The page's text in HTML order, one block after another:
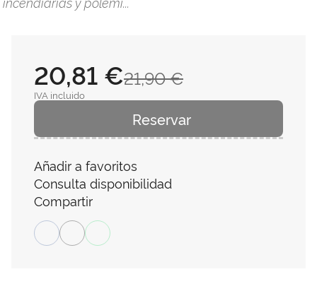
21,90 €
20,81 €
IVA incluido
Reservar
Añadir a favoritos
Consulta disponibilidad
Compartir